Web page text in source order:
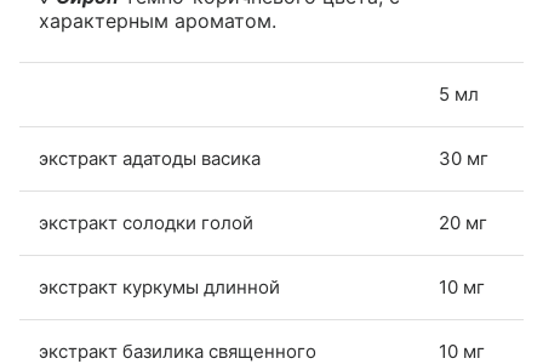
характерным ароматом.
5 мл
экстракт адатоды васика 30 мг
экстракт солодки голой 20 мг
экстракт куркумы длинной 10 мг
экстракт базилика священного 10 мг